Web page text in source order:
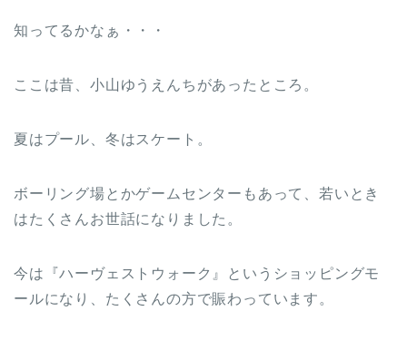
知ってるかなぁ・・・
ここは昔、小山ゆうえんちがあったところ。
夏はプール、冬はスケート。
ボーリング場とかゲームセンターもあって、若いとき
はたくさんお世話になりました。
今は『ハーヴェストウォーク』というショッピングモ
ールになり、たくさんの方で賑わっています。